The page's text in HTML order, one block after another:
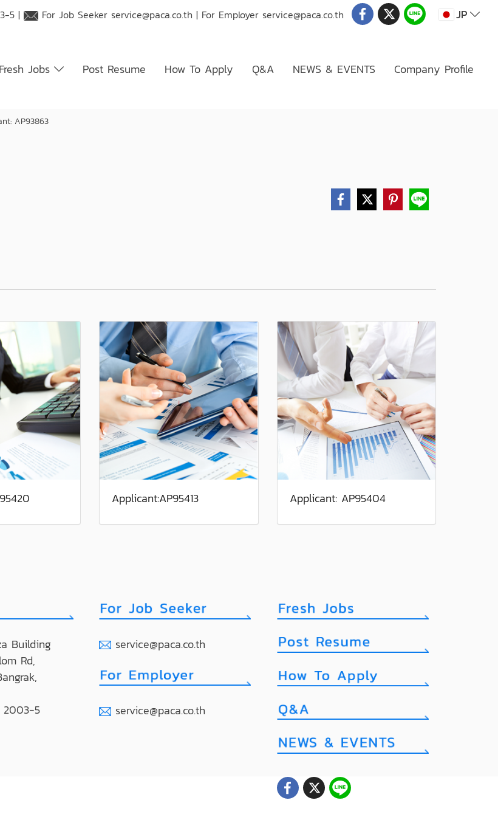
5 | For Job Seekerservice@paca.co.th | For Employerservice@paca.co.th JP
Fresh Jobs Post Resume How To Apply Q&A NEWS & EVENTS Company Profile
AP93863
Applicant:AP95413 Applicant: AP95404
Building
Rd,
2003-5
service@paca.co.th
service@paca.co.th